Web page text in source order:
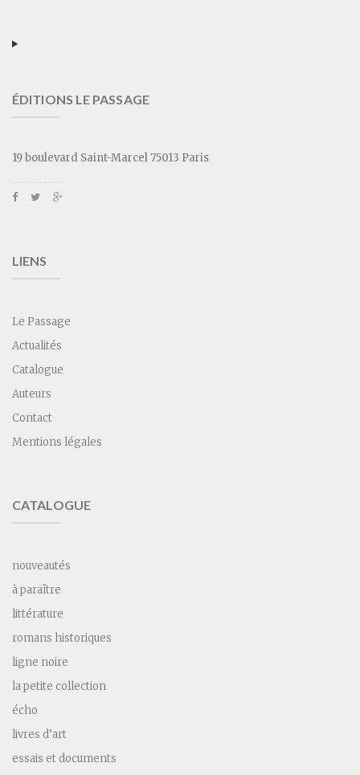
ÉDITIONS LE PASSAGE
19 boulevard Saint-Marcel 75013 Paris
LIENS
Le Passage
Actualités
Catalogue
Auteurs
Contact
Mentions légales
CATALOGUE
nouveautés
à paraître
littérature
romans historiques
ligne noire
la petite collection
écho
livres d’art
essais et documents